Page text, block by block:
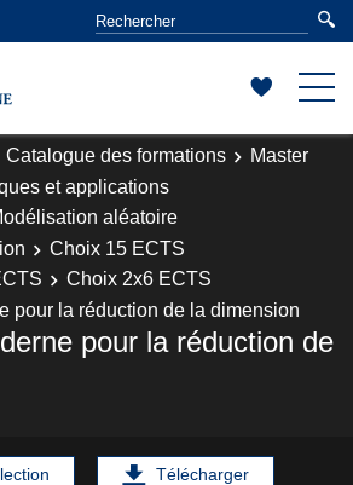
Catalogue des formations
Master
et applications
aléatoire
Choix 15 ECTS
Choix 2x6 ECTS
pour la réduction de la dimension
pour la réduction de
Télécharger